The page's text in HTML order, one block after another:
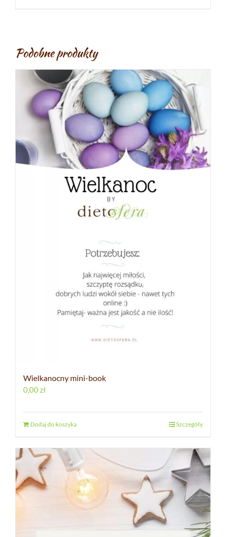
Podobne produkty
Wielkanocny mini-book
0,00zł
Dodaj do koszyka Szczegóły